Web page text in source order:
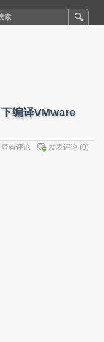
编译VMware
发表评论 (0)
查看评论